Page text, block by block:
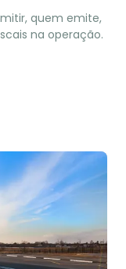
quem emite,
na operação.